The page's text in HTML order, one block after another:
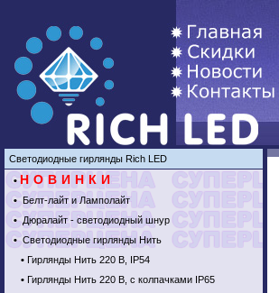
Светодиодные гирлянды Rich LED
•НОВИНКИ
•Белт-лайт и Ламполайт
•Дюралайт - светодиодный шнур
•Светодиодные гирлянды Нить
• Гирлянды Нить 220 В, IP54
• Гирлянды Нить 220 В, с колпачками IP65